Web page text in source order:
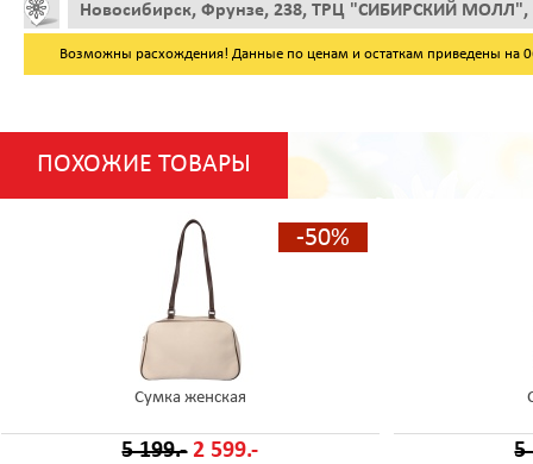
Новосибирск, Фрунзе, 238, ТРЦ "СИБИРСКИЙ МОЛЛ",
Возможны расхождения! Данные по ценам и остаткам приведены на
ПОХОЖИЕ ТОВАРЫ
-50%
Сумка женская
5 199.- 2 599.- 5